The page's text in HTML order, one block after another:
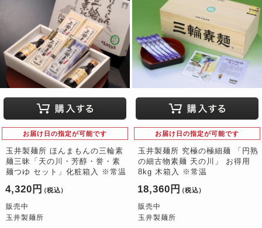
お届け日の指定が可能です
玉井製麺所 ほんまもんの三輪素
麺三昧「天の川・芳醇・誉・素
麺つゆ セット」化粧箱入 ※常温
4,320円 （税込）
販売中
玉井製麺所
お届け日の指定が可能です
玉井製麺所 究極の極細麺 「円熟
の細古物素麺 天の川」 お得用
8kg 木箱入 ※常温
18,360円 （税込）
販売中
玉井製麺所